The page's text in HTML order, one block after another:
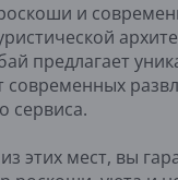
и
предлагает
современных
сервиса.
этих мест, вы